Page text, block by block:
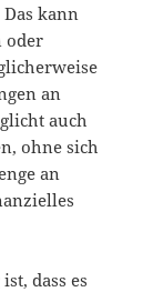
kann
oder
an
auch
ohne sich
an
dass es